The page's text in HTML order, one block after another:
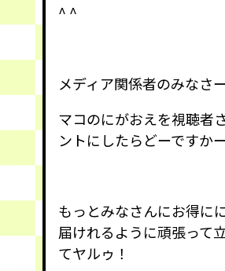
^ ^
メディア関係者のみなさ
マコのにがおえを視聴者
ントにしたらどーですか
もっとみなさんにお得に
届けれるように頑張って
てヤルゥ！